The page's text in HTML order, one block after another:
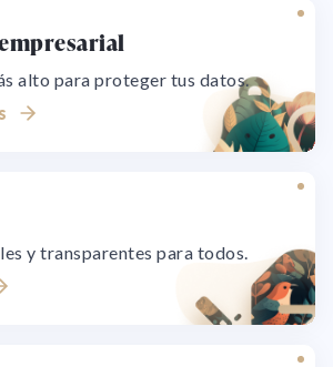
alto para proteger tus datos.
y transparentes para todos.